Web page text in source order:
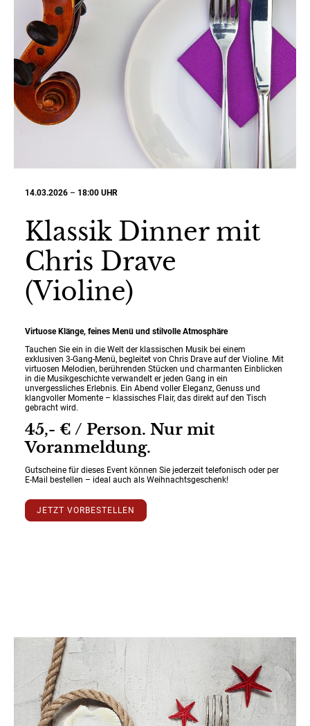
14.03.2026 – 18:00 UHR
Klassik Dinner mit
Chris Drave
(Violine)
Virtuose Klänge, feines Menü und stilvolle Atmosphäre
Tauchen Sie ein in die Welt der klassischen Musik bei einem
exklusiven 3-Gang-Menü, begleitet von Chris Drave auf der Violine. Mit
virtuosen Melodien, berührenden Stücken und charmanten Einblicken
in die Musikgeschichte verwandelt er jeden Gang in ein
unvergessliches Erlebnis. Ein Abend voller Eleganz, Genuss und
klangvoller Momente – klassisches Flair, das direkt auf den Tisch
gebracht wird.
45,- € / Person. Nur mit
Voranmeldung.
Gutscheine für dieses Event können Sie jederzeit telefonisch oder per
E-Mail bestellen – ideal auch als Weihnachtsgeschenk!
JETZT VORBESTELLEN